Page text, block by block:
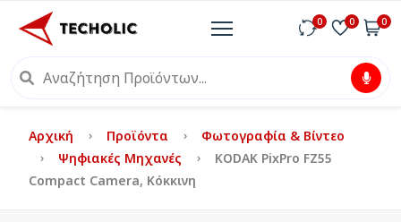
0 0 0
Αρχική Προϊόντα
Φωτογραφία & Βίντεο
Ψηφιακές Μηχανές
KODAK PixPro FZ55
Compact Camera, Κόκκινη